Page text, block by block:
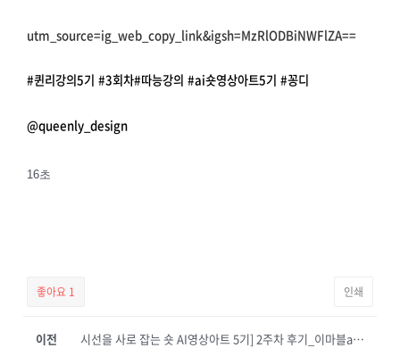
utm_source=ig_web_copy_link&igsh=MzRlODBiNWFlZA==
#퀸리강의5기 #3회차#따능강의 #ai숏영상아트5기 #꽁디
@queenly_design
16초
좋아요 1 인쇄
이전 시선을 사로 잡는 숏 AI영상아트 5기] 2주차 후기_이마블aimarble